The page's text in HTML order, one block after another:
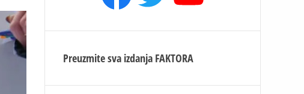
Preuzmite sva izdanja FAKTORA